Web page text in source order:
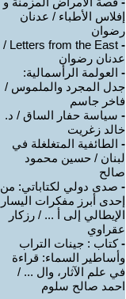
إفلاس الأطباء / عدنان
رضوان
-
Letters from the East /
عدنان رضوان
- العولمة الرأسمالية:
جدل المجرد والملموس /
فاخر جاسم
- سياسة حفار الساق / د.
خالد زغريت
- الطائفية المتغلغلة في
لبنان / حسين محمود
صالح
- صدى دولي لكتاباتي: من
إحدى أبرز مفكرات اليسار
الإيطالي إلى أ ... / رزكار
عقراوي
-كتاب : جينات التراب
وأساطير السماء: قراءة
في علم الآثار، وال ... /
احمد صالح سلوم